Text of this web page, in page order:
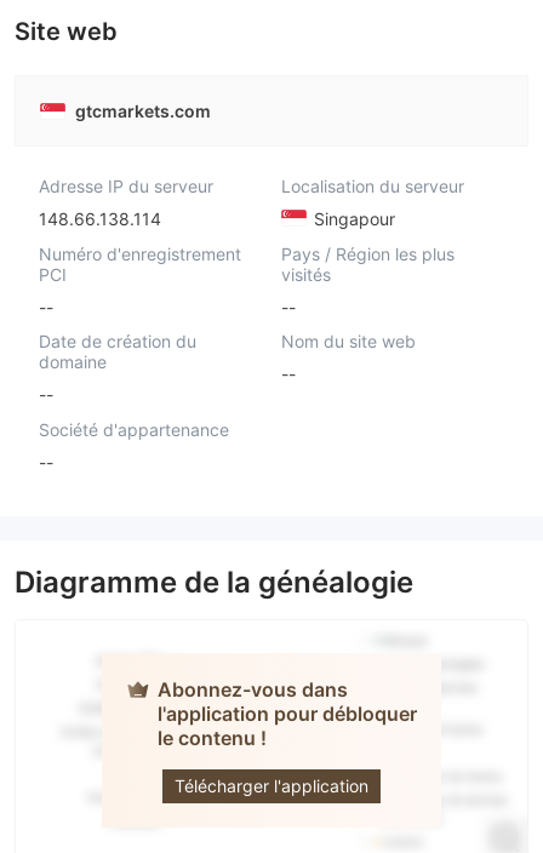
Site web
gtcmarkets.com
Adresse IP du serveur
148.66.138.114
Localisation du serveur
Singapour
Numéro d'enregistrement
PCI
--
Pays / Région les plus
visités
--
Date de création du
domaine
--
Nom du site web
--
Société d'appartenance
--
Diagramme de la généalogie
Abonnez-vous dans
l'application pour débloquer
le contenu !
Télécharger l'application
GTC
MARKETS